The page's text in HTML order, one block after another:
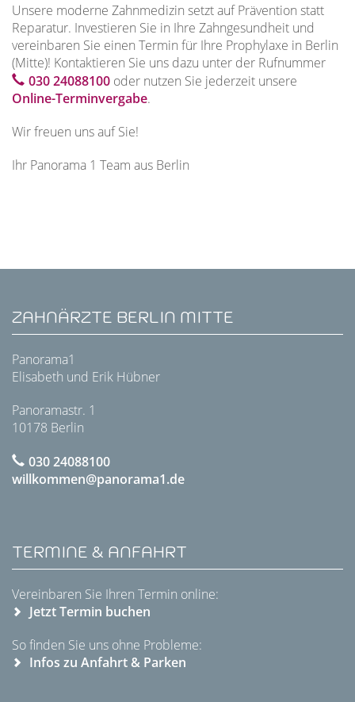
Unsere moderne Zahnmedizin setzt auf Prävention statt
Reparatur. Investieren Sie in Ihre Zahngesundheit und
vereinbaren Sie einen Termin für Ihre Prophylaxe in Berlin
(Mitte)! Kontaktieren Sie uns dazu unter der Rufnummer
030 24088100 oder nutzen Sie jederzeit unsere
Online-Terminvergabe.
Wir freuen uns auf Sie!
Ihr Panorama 1 Team aus Berlin
ZAHNÄRZTE BERLIN MITTE
Panorama1
Elisabeth und Erik Hübner
Panoramastr. 1
10178 Berlin
030 24088100
willkommen@panorama1.de
TERMINE & ANFAHRT
Vereinbaren Sie Ihren Termin online:
Jetzt Termin buchen
So finden Sie uns ohne Probleme:
Infos zu Anfahrt & Parken